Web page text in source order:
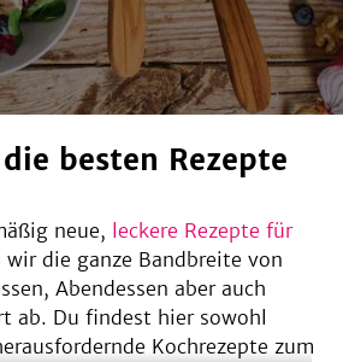
die besten Rezepte
neue, leckere Rezepte für
wir die ganze Bandbreite von
Abendessen aber auch
ab. Du findest hier sowohl
Kochrezepte zum